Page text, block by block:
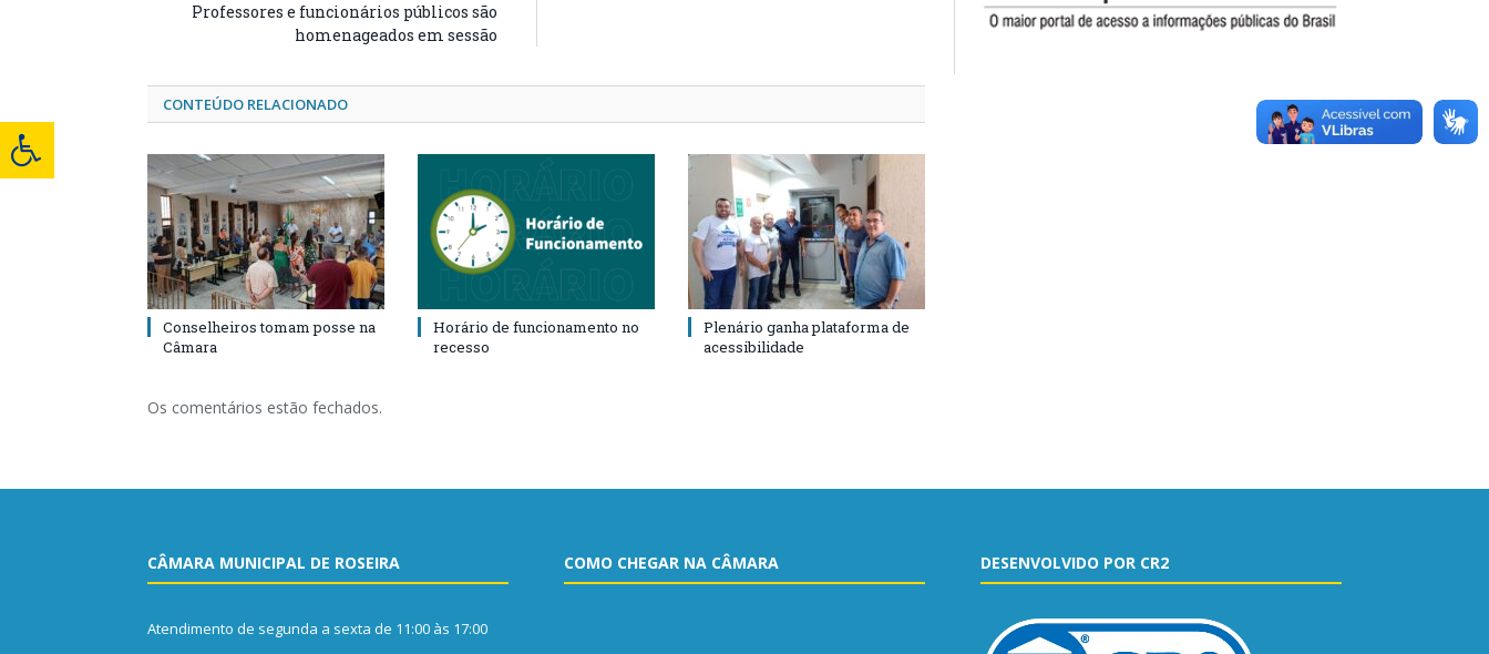
Professores e funcionários públicos são
homenageados em sessão
CONTEÚDO RELACIONADO
Conselheiros tomam posse na
Câmara
Horário de funcionamento no
recesso
Plenário ganha plataforma de
acessibilidade
Os comentários estão fechados.
CÂMARA MUNICIPAL DE ROSEIRA
Atendimento de segunda a sexta de 11:00 às 17:00
COMO CHEGAR NA CÂMARA DESENVOLVIDO POR CR2